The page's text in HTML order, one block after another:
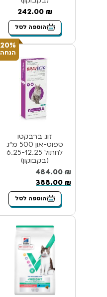
242.00 ₪
הוספה לסל
20%
הנחה
זוג ברבקטו
ספוט-און 500 מ”ג
לחתול 6.25-12.25
(בקבוקון)
484.00₪
388.00 ₪
הוספה לסל